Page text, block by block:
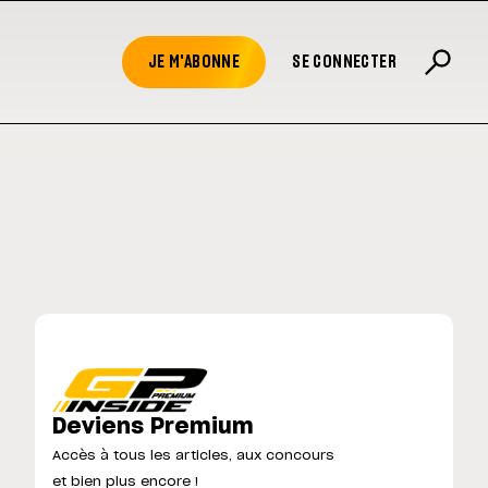
JE M'ABONNE SE CONNECTER
Deviens Premium
Accès à tous les articles, aux concours
et bien plus encore !